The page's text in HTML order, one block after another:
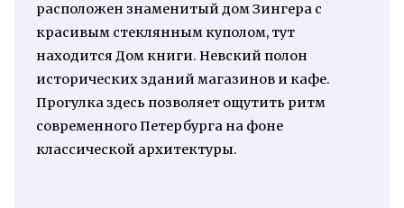
расположен знаменитый дом Зингера с
красивым стеклянным куполом, тут
находится Дом книги. Невский полон
исторических зданий магазинов и кафе.
Прогулка здесь позволяет ощутить ритм
современного Петербурга на фоне
классической архитектуры.